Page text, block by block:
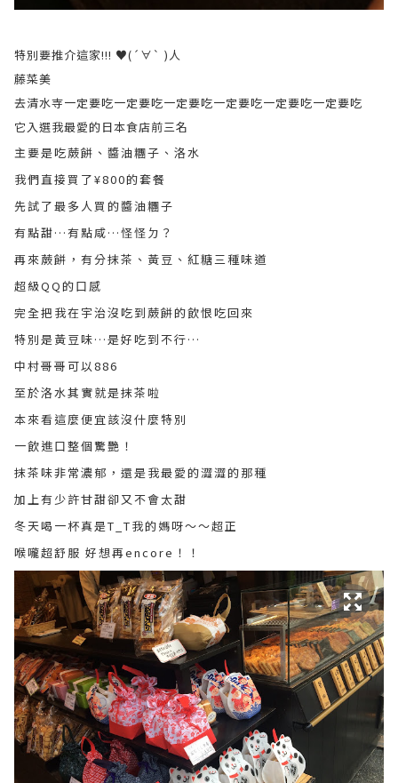
特別要推介這家!!! ♥(´∀` )人
藤菜美
去清水寺一定要吃一定要吃一定要吃一定要吃一定要吃一定要吃
它入選我最愛的日本食店前三名
主要是吃蕨餅、醬油糰子、洛水
我們直接買了¥800的套餐
先試了最多人買的醬油糰子
有點甜…有點咸…怪怪ㄉ？
再來蕨餅，有分抹茶、黃豆、紅糖三種味道
超級QQ的口感
完全把我在宇治沒吃到蕨餅的飲恨吃回來
特別是黃豆味…是好吃到不行…
中村哥哥可以886
至於洛水其實就是抹茶啦
本來看這麼便宜該沒什麼特別
一飲進口整個驚艷！
抹茶味非常濃郁，還是我最愛的澀澀的那種
加上有少許甘甜卻又不會太甜
冬天喝一杯真是T_T我的媽呀～～超正
喉嚨超舒服 好想再encore！！